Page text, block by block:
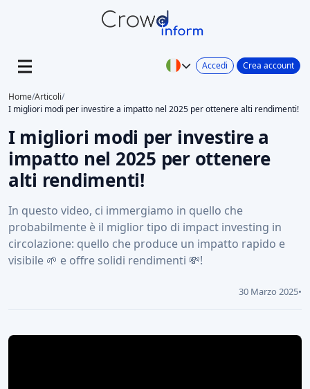
Accedi Crea account
Home/Articoli/
I migliori modi per investire a impatto nel 2025 per ottenere alti rendimenti!
I migliori modi per investire a
impatto nel 2025 per ottenere
alti rendimenti!
In questo video, ci immergiamo in quello che
probabilmente è il miglior tipo di impact investing in
circolazione: quello che produce un impatto rapido e
visibile 🌱 e offre solidi rendimenti 💸!
30 Marzo 2025•